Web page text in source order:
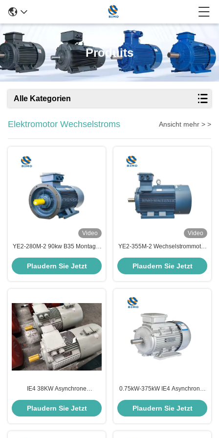
Produits
Alle Kategorien
Elektromotor Wechselstroms Ansicht mehr > >
Video
YE2-280M-2 90kw B35 Montage-
NSK Kupferkern IE2 Asynchrone
Motor
Plaudern Sie Jetzt
Video
YE2-355M-2 Wechselstrommotor
2-Polen-Drei-Phasen-
Asynchronmotor
Plaudern Sie Jetzt
IE4 38KW Asynchrone
Pole AC 220v 440v 380v 50hz 3-
Phasenmotor
Plaudern Sie Jetzt
0.75kW-375kW IE4 Asynchroner
Wechselstrom-Asynchroner Motor
IP55 IP56 IP65
Plaudern Sie Jetzt